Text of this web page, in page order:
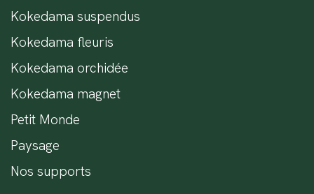
Kokedama suspendus
Kokedama fleuris
Kokedama orchidée
Kokedama magnet
Petit Monde
Paysage
Nos supports